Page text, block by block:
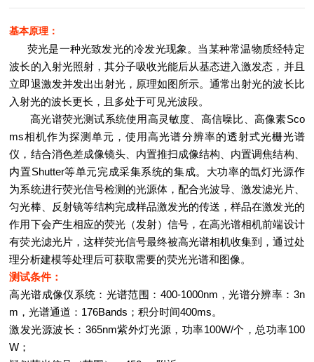
基本原理：
荧光是一种光致发光的冷发光现象。当某种常温物质经特定
波长的入射光照射，其分子吸收光能后从基态进入激发态，并且
立即退激发并发出出射光，原理如图所示。通常出射光的波长比
入射光的波长更长，且多处于可见光波段。
高光谱荧光测试系统使用高灵敏度、高信噪比、高像素Sco
ms相机作为探测单元，使用高光谱分辨率的透射式光栅光谱
仪，结合消色差成像镜头、内置推扫成像结构、内置调焦结构、
内置Shutter等单元完成采集系统的集成。大功率的氙灯光源作
为系统进行荧光信号检测的光源体，配合光波导、激发滤光片、
匀光棒、反射镜等结构完成样品激发光的传送，样品在激发光的
作用下会产生相应的荧光（发射）信号，在高光谱相机前端设计
有荧光滤光片，这样荧光信号最终被高光谱相机收集到，通过处
理分析建模等处理后可获取需要的荧光光谱和图像。
测试条件：
高光谱成像仪系统：光谱范围：400-1000nm，光谱分辨率：3n
m，光谱通道：176Bands；积分时间400ms。
激发光源波长：365nm紫外灯光源，功率100W/个，总功率100
W；